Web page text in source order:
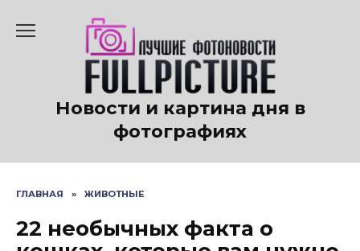
содержанию
Новости и картина дня в
фотографиях
ГЛАВНАЯ » ЖИВОТНЫЕ
22 необычных факта о